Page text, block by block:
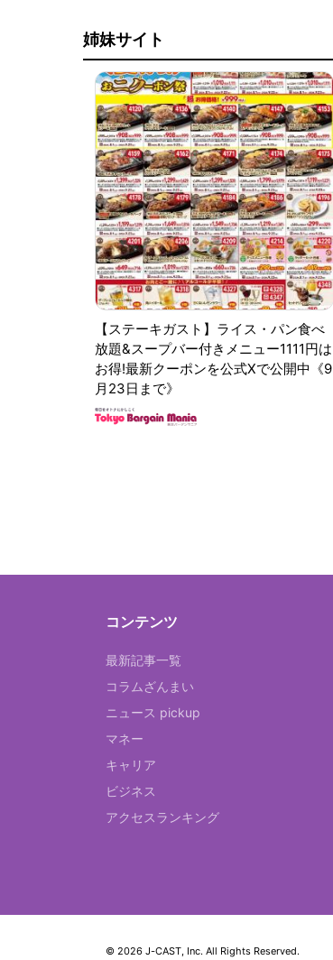
姉妹サイト
【ステーキガスト】ライス・パン食べ
放題&スープバー付きメニュー1111円は
お得!最新クーポンを公式Xで公開中《9
月23日まで》
コンテンツ
最新記事一覧
コラムざんまい
ニュース pickup
マネー
キャリア
ビジネス
アクセスランキング
© 2026 J-CAST, Inc. All Rights Reserved.